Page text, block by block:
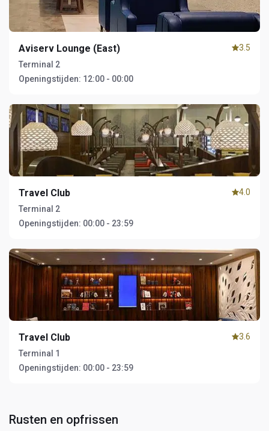
Aviserv Lounge (East)
Terminal 2
Openingstijden: 12:00 - 00:00
3.5
Travel Club
Terminal 2
Openingstijden: 00:00 - 23:59
4.0
Travel Club
Terminal 1
Openingstijden: 00:00 - 23:59
3.6
Rusten en opfrissen